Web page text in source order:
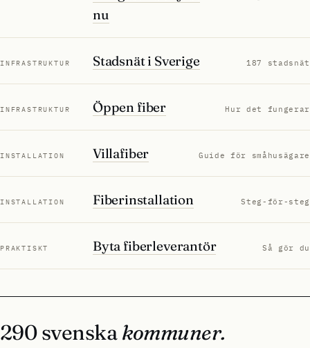
nu
INFRASTRUKTUR Stadsnät i Sverige 187 stadsnät
INFRASTRUKTUR Öppen fiber Hur det fungerar
INSTALLATION Villafiber Guide för småhusägare
INSTALLATION Fiberinstallation Steg-för-steg
PRAKTISKT Byta fiberleverantör Så gör du
290 svenskakommuner.